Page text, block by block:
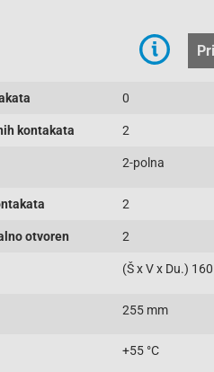
0
kontakata 2
2-polna
2
otvoren 2
(Š x V x Du.)
255 mm
+55 °C